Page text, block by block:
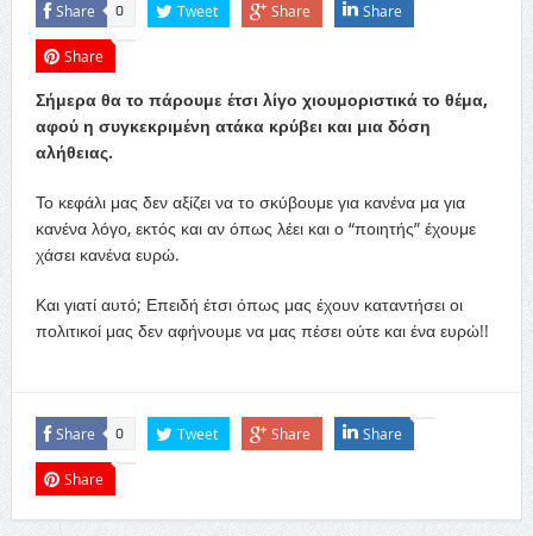
Share 0 Tweet Share Share
Share
Σήμερα θα το πάρουμε έτσι λίγο χιουμοριστικά το θέμα,
αφού η συγκεκριμένη ατάκα κρύβει και μια δόση
αλήθειας.
Το κεφάλι μας δεν αξίζει να το σκύβουμε για κανένα μα για
κανένα λόγο, εκτός και αν όπως λέει και ο “ποιητής” έχουμε
χάσει κανένα ευρώ.
Και γιατί αυτό; Επειδή έτσι όπως μας έχουν καταντήσει οι
πολιτικοί μας δεν αφήνουμε να μας πέσει ούτε και ένα ευρώ!!
Share 0 Tweet Share Share
Share